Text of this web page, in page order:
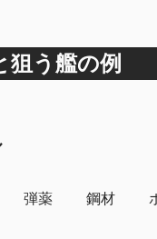
狙う艦の例
弾薬 鋼材